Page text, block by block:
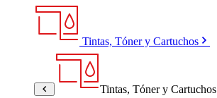
Tintas, Tóner y Cartuchos
Tintas, Tóner y Cartuchos